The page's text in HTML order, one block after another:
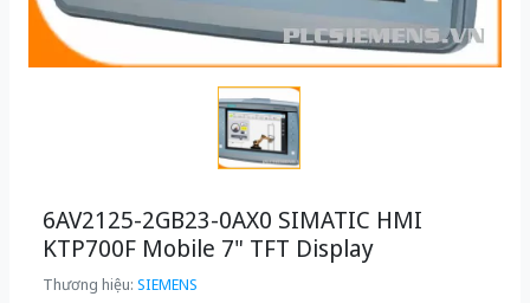
6AV2125-2GB23-0AX0 SIMATIC HMI
KTP700F Mobile 7" TFT Display
Thương hiệu: SIEMENS